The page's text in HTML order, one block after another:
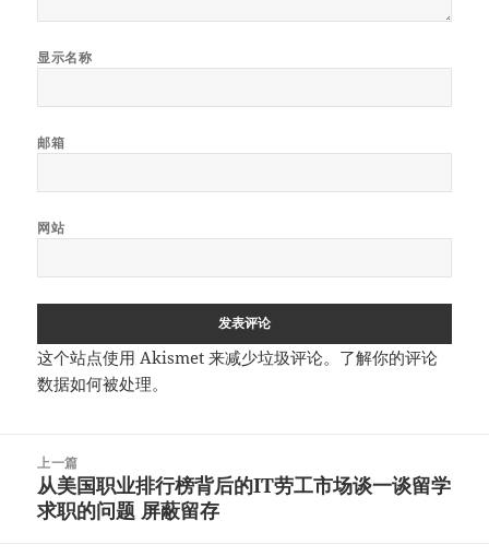
显示名称
邮箱
网站
这个站点使用 Akismet 来减少垃圾评论。 了解你的评论
数据如何被处理。
上一篇
上
篇
从美国职业排行榜背后的IT劳工市场谈一谈留学
求职的问题 屏蔽留存